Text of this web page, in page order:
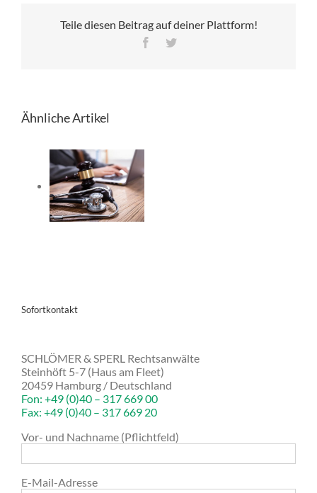
Teile diesen Beitrag auf deiner Plattform!
Facebook
Ähnliche Artikel
Sofortkontakt
SCHLÖMER & SPERL Rechtsanwälte
Steinhöft 5-7 (Haus am Fleet)
20459 Hamburg / Deutschland
Fon: +49 (0)40 – 317 669 00
Fax: +49 (0)40 – 317 669 20
Vor- und Nachname (Pflichtfeld)
E-Mail-Adresse